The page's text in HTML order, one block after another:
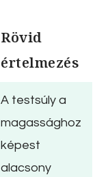
Rövid
értelmezés
A testsúly a
magassághoz
képest
alacsony